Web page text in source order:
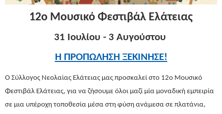
12ο Μουσικό Φεστιβάλ Ελάτειας
31 Ιουλίου - 3 Αυγούστου
Η ΠΡΟΠΩΛΗΣΗ ΞΕΚΙΝΗΣΕ!
Ο Σύλλογος Νεολαίας Ελάτειας μας προσκαλεί στο 12ο Μουσικό
Φεστιβάλ Ελάτειας, για να ζήσουμε όλοι μαζί μία μοναδική εμπειρία
σε μια υπέροχη τοποθεσία μέσα στη φύση ανάμεσα σε πλατάνια,